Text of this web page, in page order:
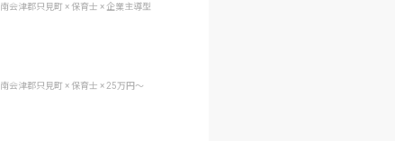
南会津郡只見町 × 保育士 × 企業主導型
南会津郡只見町 × 保育士 × 25万円〜